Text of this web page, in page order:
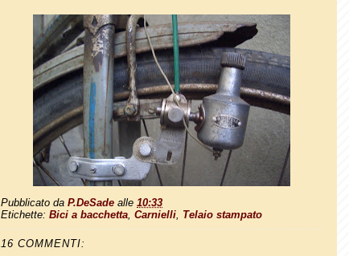
Pubblicato da P.DeSade alle 10:33
Etichette: Bici a bacchetta Carnielli Telaio stampato
16 COMMENTI: